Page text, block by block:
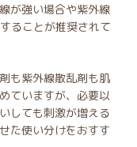
が強い場合や紫外線
ることが推奨されて
も紫外線散乱剤も肌
ていますが、必要以
しても刺激が増える
た使い分けをおすす